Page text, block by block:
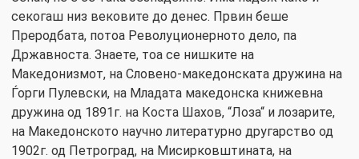
секогаш низ вековите до денес. Првин беше
Преродбата, потоа Револуционерното дело, па
Државноста. Знаете, тоа се нишките на
Македонизмот, на Словено-македонската дружина на
Ѓорги Пулевски, на Младата македонска книжевна
дружина од 1891г. на Коста Шахов, “Лоза“ и лозарите,
на Македонското научно литературно другарство од
1902г. од Петроград, на Мисирковштината, на